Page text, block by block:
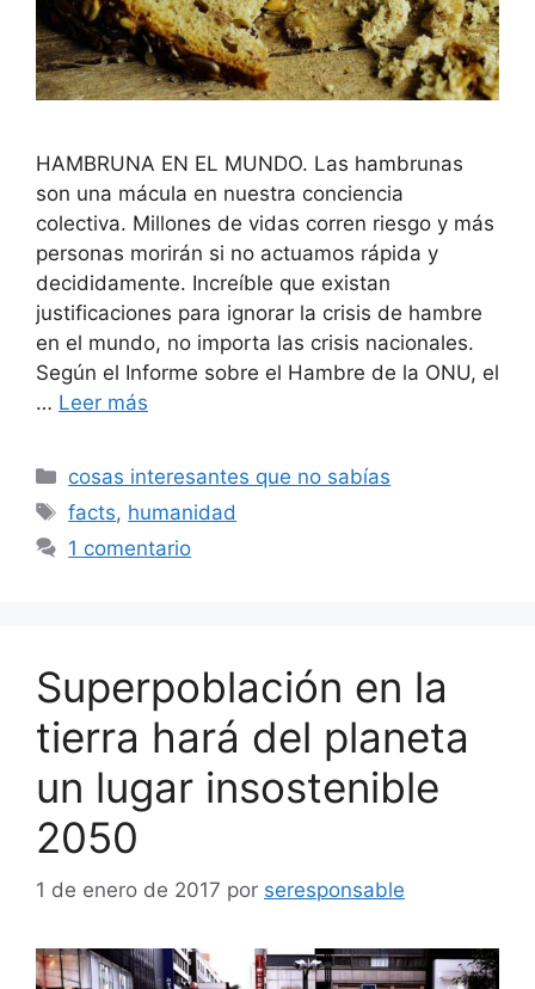
HAMBRUNA EN EL MUNDO. Las hambrunas
son una mácula en nuestra conciencia
colectiva. Millones de vidas corren riesgo y más
personas morirán si no actuamos rápida y
decididamente. Increíble que existan
justificaciones para ignorar la crisis de hambre
en el mundo, no importa las crisis nacionales.
Según el Informe sobre el Hambre de la ONU, el
… Leer más
Categorías
cosas interesantes que no sabías
Etiquetas
facts, humanidad
1 comentario
Superpoblación en la
tierra hará del planeta
un lugar insostenible
2050
1 de enero de 2017 por seresponsable